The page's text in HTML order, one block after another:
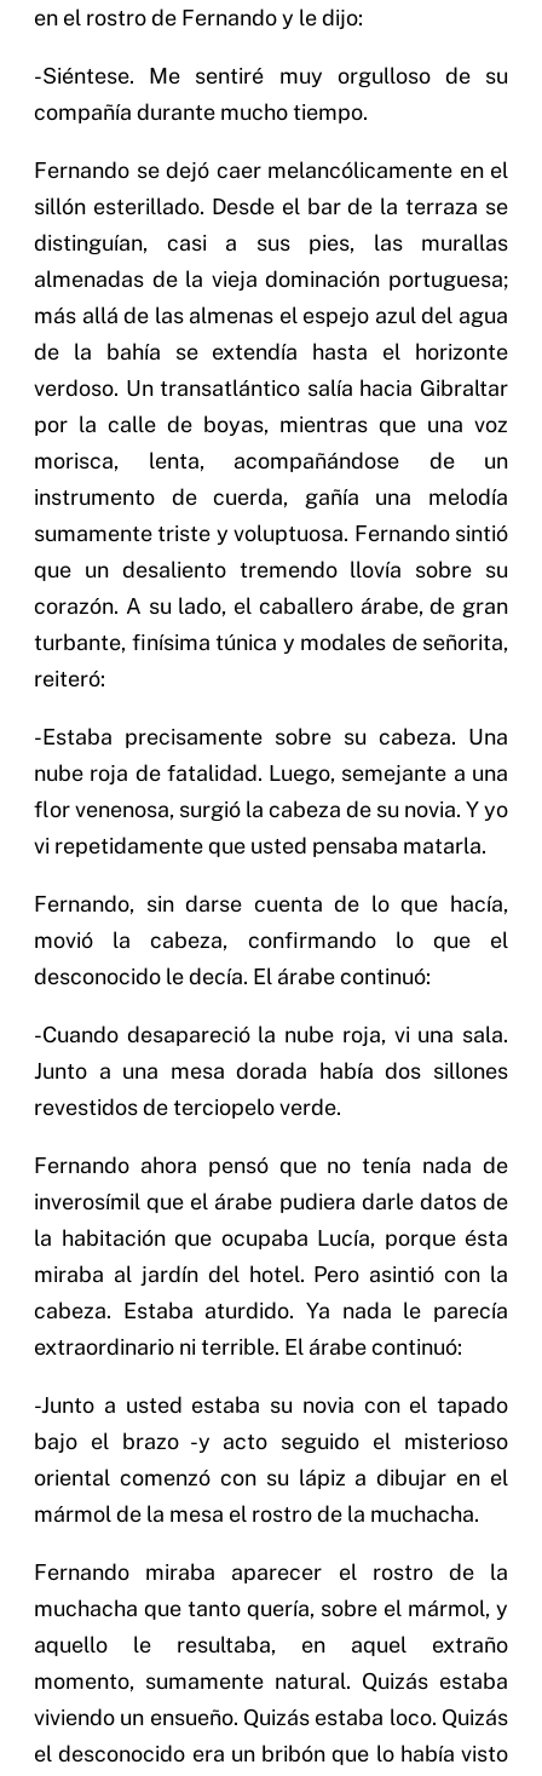
en el rostro de Fernando y le dijo:
-Siéntese. Me sentiré muy orgulloso de su
compañía durante mucho tiempo.
Fernando se dejó caer melancólicamente en el
sillón esterillado. Desde el bar de la terraza se
distinguían, casi a sus pies, las murallas
almenadas de la vieja dominación portuguesa;
más allá de las almenas el espejo azul del agua
de la bahía se extendía hasta el horizonte
verdoso. Un transatlántico salía hacia Gibraltar
por la calle de boyas, mientras que una voz
morisca, lenta, acompañándose de un
instrumento de cuerda, gañía una melodía
sumamente triste y voluptuosa. Fernando sintió
que un desaliento tremendo llovía sobre su
corazón. A su lado, el caballero árabe, de gran
turbante, finísima túnica y modales de señorita,
reiteró:
-Estaba precisamente sobre su cabeza. Una
nube roja de fatalidad. Luego, semejante a una
flor venenosa, surgió la cabeza de su novia. Y yo
vi repetidamente que usted pensaba matarla.
Fernando, sin darse cuenta de lo que hacía,
movió la cabeza, confirmando lo que el
desconocido le decía. El árabe continuó:
-Cuando desapareció la nube roja, vi una sala.
Junto a una mesa dorada había dos sillones
revestidos de terciopelo verde.
Fernando ahora pensó que no tenía nada de
inverosímil que el árabe pudiera darle datos de
la habitación que ocupaba Lucía, porque ésta
miraba al jardín del hotel. Pero asintió con la
cabeza. Estaba aturdido. Ya nada le parecía
extraordinario ni terrible. El árabe continuó:
-Junto a usted estaba su novia con el tapado
bajo el brazo -y acto seguido el misterioso
oriental comenzó con su lápiz a dibujar en el
mármol de la mesa el rostro de la muchacha.
Fernando miraba aparecer el rostro de la
muchacha que tanto quería, sobre el mármol, y
aquello le resultaba, en aquel extraño
momento, sumamente natural. Quizás estaba
viviendo un ensueño. Quizás estaba loco. Quizás
el desconocido era un bribón que lo había visto